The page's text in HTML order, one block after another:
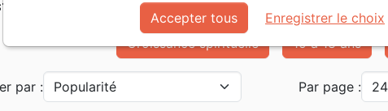
des produits par auteur
Croissance spirituelle 15 à 18 ans
par : Par page :
Accepter tous Enregistrer le choix